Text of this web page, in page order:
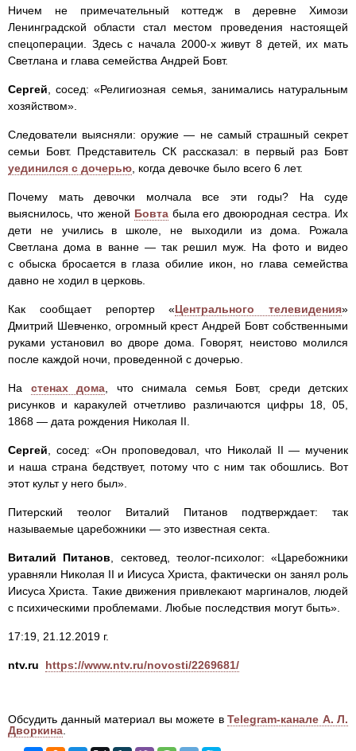
Ничем не примечательный коттедж в деревне Химози
Ленинградской области стал местом проведения настоящей
спецоперации. Здесь с начала 2000-х живут 8 детей, их мать
Светлана и глава семейства Андрей Бовт.
Сергей , сосед: «Религиозная семья, занимались натуральным
хозяйством».
Следователи выясняли: оружие — не самый страшный секрет
семьи Бовт. Представитель СК рассказал: в первый раз Бовт
уединился с дочерью , когда девочке было всего 6 лет.
Почему мать девочки молчала все эти годы? На суде
выяснилось, что женой Бовтабыла его двоюродная сестра. Их
дети не учились в школе, не выходили из дома. Рожала
Светлана дома в ванне — так решил муж. На фото и видео
с обыска бросается в глаза обилие икон, но глава семейства
давно не ходил в церковь.
Как сообщает репортер «Центрального телевидения»
Дмитрий Шевченко, огромный крест Андрей Бовт собственными
руками установил во дворе дома. Говорят, неистово молился
после каждой ночи, проведенной с дочерью.
На стенах дома , что снимала семья Бовт, среди детских
рисунков и каракулей отчетливо различаются цифры 18, 05,
1868 — дата рождения Николая II.
Сергей , сосед: «Он проповедовал, что Николай II — мученик
и наша страна бедствует, потому что с ним так обошлись. Вот
этот культ у него был».
Питерский теолог Виталий Питанов подтверждает: так
называемые царебожники — это известная секта.
Виталий Питанов , сектовед, теолог-психолог: «Царебожники
уравняли Николая II и Иисуса Христа, фактически он занял роль
Иисуса Христа. Такие движения привлекают маргиналов, людей
с психическими проблемами. Любые последствия могут быть».
17:19, 21.12.2019 г.
ntv.ru https://www.ntv.ru/novosti/2269681/
Обсудить данный материал вы можете в Telegram-канале А. Л.
Дворкина